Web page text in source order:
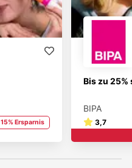
15% Ersparnis
Bis zu 25%
BIPA
3,7